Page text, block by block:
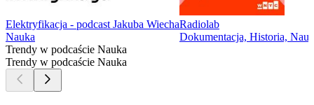
Elektryfikacja - podcast Jakuba Wiecha
Nauka
Radiolab
Dokumentacja, Historia,
Trendy w podcaście Nauka
Trendy w podcaście Nauka